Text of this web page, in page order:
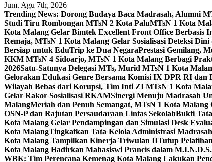
Jum. Agu 7th, 2026
Trending News: Dorong Budaya Baca Madrasah, Alumni
Studi Tiru Rombongan MTsN 2 Kota PaluMTsN 1 Kota
Kota Malang Gelar Bimtek Excellent Front Office Berbasis
Remaja, MTsN 1 Kota Malang Gelar Sosialisasi Deteksi
Bersiap untuk EduTrip ke Dua NegaraPrestasi Gemilang,
KKM MTsN 4 Sidoarjo, MTsN 1 Kota Malang Berbagi
2026Satu-Satunya Delegasi MTs, Murid MTsN 1 Kota
Gelorakan Edukasi Genre Bersama Komisi IX DPR RI dan
Wilayah Bebas dari Korupsi, Tim Inti ZI MTsN 1 Kota
Gelar Rakor Sosialisasi RKAMSinergi Menuju Madrasah
MalangMeriah dan Penuh Semangat, MTsN 1 Kota
OSN-P dan Rajutan Persaudaraan Lintas SekolahBukti
Kota Malang Gelar Pendampingan dan Simulasi Desk
Kota MalangTingkatkan Tata Kelola Administrasi
Kota Malang Tampilkan Kinerja Triwulan IITutup
Kota Malang Hadirkan Mahasiswi Prancis dalam
WBK: Tim Perencana Kemenag Kota Malang Lakukan